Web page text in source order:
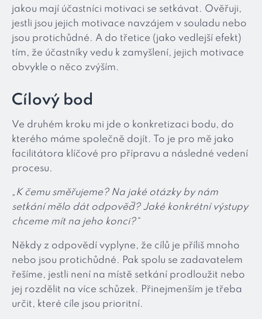
jakou mají účastníci motivaci se setkávat. Ověřuji,
jestli jsou jejich motivace navzájem v souladu nebo
jsou protichůdné. A do třetice (jako vedlejší efekt)
tím, že účastníky vedu k zamyšlení, jejich motivace
obvykle o něco zvýším.
Cílový bod
Ve druhém kroku mi jde o konkretizaci bodu, do
kterého máme společně dojít. To je pro mě jako
facilitátora klíčové pro přípravu a následné vedení
procesu.
„K čemu směřujeme? Na jaké otázky by nám
setkání mělo dát odpověď? Jaké konkrétní výstupy
chceme mít na jeho konci?“
Někdy z odpovědí vyplyne, že cílů je příliš mnoho
nebo jsou protichůdné. Pak spolu se zadavatelem
řešíme, jestli není na místě setkání prodloužit nebo
jej rozdělit na více schůzek. Přinejmenším je třeba
určit, které cíle jsou prioritní.